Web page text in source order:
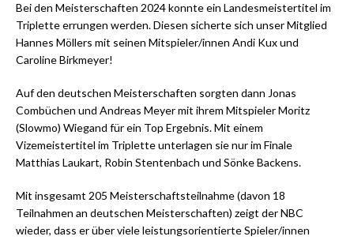
Bei den Meisterschaften 2024 konnte ein Landesmeistertitel im
Triplette errungen werden. Diesen sicherte sich unser Mitglied
Hannes Möllers mit seinen Mitspieler/innen Andi Kux und
Caroline Birkmeyer!
Auf den deutschen Meisterschaften sorgten dann Jonas
Combüchen und Andreas Meyer mit ihrem Mitspieler Moritz
(Slowmo) Wiegand für ein Top Ergebnis. Mit einem
Vizemeistertitel im Triplette unterlagen sie nur im Finale
Matthias Laukart, Robin Stentenbach und Sönke Backens.
Mit insgesamt 205 Meisterschaftsteilnahme (davon 18
Teilnahmen an deutschen Meisterschaften) zeigt der NBC
wieder, dass er über viele leistungsorientierte Spieler/innen